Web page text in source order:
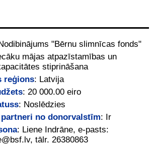
"Bērnu slimnīcas fonds"
mājas atpazīstamības un
stiprināšana
reģions: Latvija
: 20 000.00 eiro
: Noslēdzies
no donorvalstīm: Ir
: Liene Indrāne, e-pasts:
tālr. 26380863